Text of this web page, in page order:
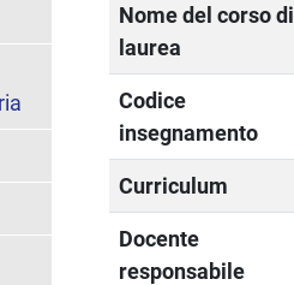
Nome del corso di
laurea
Codice
insegnamento
Curriculum
Docente
responsabile